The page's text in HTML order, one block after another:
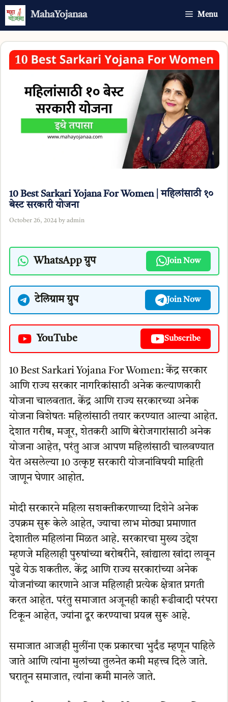
Skip
MahaYojanaa Menu
10 Best Sarkari Yojana For Women | महिलांसाठी १०
बेस्ट सरकारी योजना
October 26, 2024 by admin
WhatsApp ग्रुप Join Now
टेलिग्राम ग्रुप Join Now
YouTube Subscribe
10 Best Sarkari Yojana For Women: केंद्र सरकार
आणि राज्य सरकार नागरिकांसाठी अनेक कल्याणकारी
योजना चालवतात. केंद्र आणि राज्य सरकारच्या अनेक
योजना विशेषतः महिलांसाठी तयार करण्यात आल्या आहेत.
देशात गरीब, मजूर, शेतकरी आणि बेरोजगारांसाठी अनेक
योजना आहेत, परंतु आज आपण महिलांसाठी चालवण्यात
येत असलेल्या 10 उत्कृष्ट सरकारी योजनांविषयी माहिती
जाणून घेणार आहोत.
मोदी सरकारने महिला सशक्तीकरणाच्या दिशेने अनेक
उपक्रम सुरू केले आहेत, ज्याचा लाभ मोठ्या प्रमाणात
देशातील महिलांना मिळत आहे. सरकारचा मुख्य उद्देश
म्हणजे महिलाही पुरुषांच्या बरोबरीने, खांद्याला खांदा लावून
पुढे येऊ शकतील. केंद्र आणि राज्य सरकारांच्या अनेक
योजनांच्या कारणाने आज महिलाही प्रत्येक क्षेत्रात प्रगती
करत आहेत. परंतु समाजात अजूनही काही रूढीवादी परंपरा
टिकून आहेत, ज्यांना दूर करण्याचा प्रयत्न सुरू आहे.
समाजात आजही मुलींना एक प्रकारचा भुर्दंड म्हणून पाहिले
जाते आणि त्यांना मुलांच्या तुलनेत कमी महत्त्व दिले जाते.
घरातून समाजात, त्यांना कमी मानले जाते.